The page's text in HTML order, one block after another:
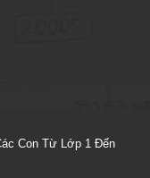
Con Từ Lớp 1 Đến